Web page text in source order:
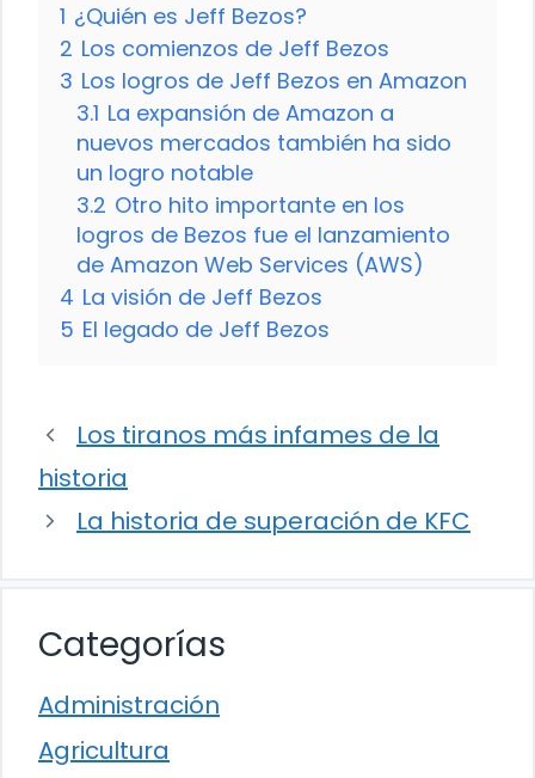
1 ¿Quién es Jeff Bezos?
2 Los comienzos de Jeff Bezos
3 Los logros de Jeff Bezos en Amazon
3.1 La expansión de Amazon a
nuevos mercados también ha sido
un logro notable
3.2 Otro hito importante en los
logros de Bezos fue el lanzamiento
de Amazon Web Services (AWS)
4 La visión de Jeff Bezos
5 El legado de Jeff Bezos
Los tiranos más infames de la
historia
La historia de superación de KFC
Categorías
Administración
Agricultura